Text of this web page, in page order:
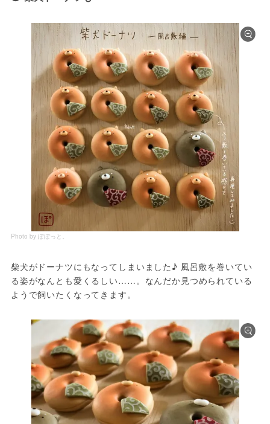
Photo by ぽぼっと。
柴犬がドーナツにもなってしまいました♪ 風呂敷を巻いてい
る姿がなんとも愛くるしい……。なんだか見つめられている
ようで飼いたくなってきます。